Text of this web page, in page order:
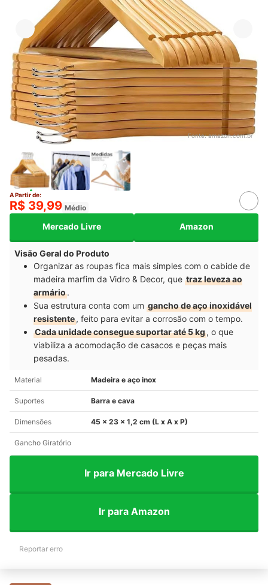
Fonte:amazon.com.br
A Partir de:
R$ 39,99 Médio
Mercado Livre Amazon
Visão Geral do Produto
Organizar as roupas fica mais simples com o cabide de
madeira marfim da Vidro & Decor, que traz leveza ao
armário.
Sua estrutura conta com um gancho de aço inoxidável
resistente, feito para evitar a corrosão com o tempo.
Cada unidade consegue suportar até 5 kg, o que
viabiliza a acomodação de casacos e peças mais
pesadas.
Material Madeira e aço inox
Suportes Barra e cava
Dimensões 45 x 23 x 1,2 cm (L x A x P)
Gancho Giratório
Ir para Mercado Livre
Ir para Amazon
Reportar erro